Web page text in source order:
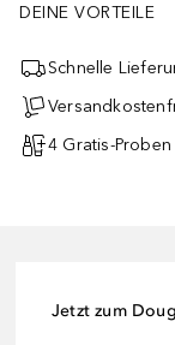
DEINE VORTEILE
Schnelle
4 Gratis-Proben
Jetzt zum